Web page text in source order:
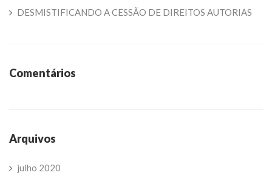
DESMISTIFICANDO A CESSÃO DE DIREITOS AUTORIAS
Comentários
Arquivos
julho 2020